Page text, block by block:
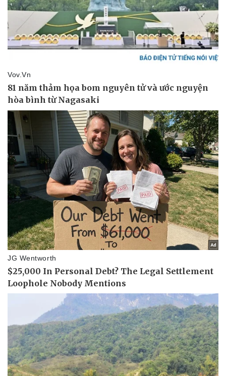
Thể thao
Bóng đá
Lịch thi đấu bóng đá
Thế giới thể thao
eSports
Hậu trường
Ô tô
Tư vấn